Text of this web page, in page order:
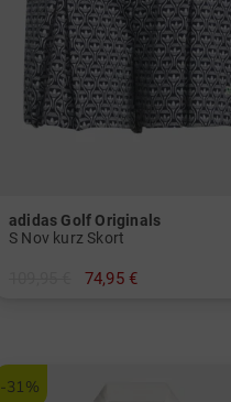
adidas Golf Originals
S Nov kurz Skort
74,95 €
-31%